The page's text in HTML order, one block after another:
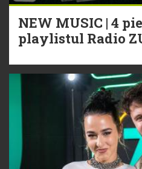
NEW MUSIC | 4
playlistul Radio